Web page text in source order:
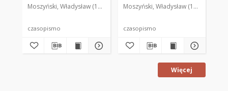
Moszyński, Władysław (1922-2001). Red. Mroczkowski, Włodzimierz
czasopismo
Moszyński, Władysław (1922-2001).
czasopismo
Więcej